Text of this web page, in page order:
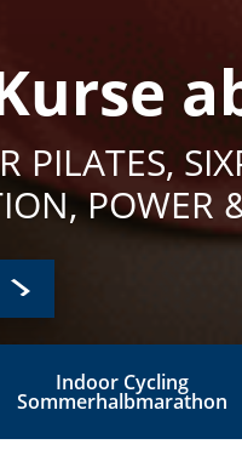
PILATES,
POWER
Indoor Cycling
Sommerhalbmarathon